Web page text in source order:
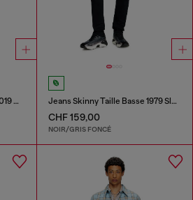
Jeans Slim Taille Moyenne 2019 D-Strukt Jeans Skinny Taille Basse 1979 Sleenker
CHF 159,00
NOIR/GRIS FONCÉ